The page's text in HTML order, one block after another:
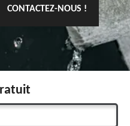
CONTACTEZ-NOUS !